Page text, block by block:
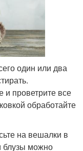
один или два
проветрите все
обработайте
на вешалки в
блузы можно